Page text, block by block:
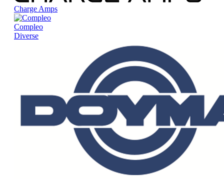
Charge Amps
Compleo
Diverse